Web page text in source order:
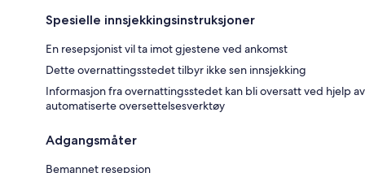
Spesielle innsjekkingsinstruksjoner
En resepsjonist vil ta imot gjestene ved ankomst
Dette overnattingsstedet tilbyr ikke sen innsjekking
Informasjon fra overnattingsstedet kan bli oversatt ved hjelp av
automatiserte oversettelsesverktøy
Adgangsmåter
Bemannet resepsjon